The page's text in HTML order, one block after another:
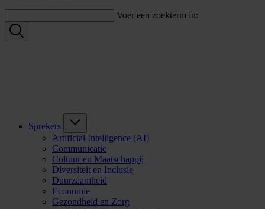
Voer een zoekterm in:
Sprekers
Artificial Intelligence (AI)
Communicatie
Cultuur en Maatschappij
Diversiteit en Inclusie
Duurzaamheid
Economie
Gezondheid en Zorg